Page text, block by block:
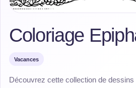
Coloriage
Vacances
Découvrez cette collection de dessins